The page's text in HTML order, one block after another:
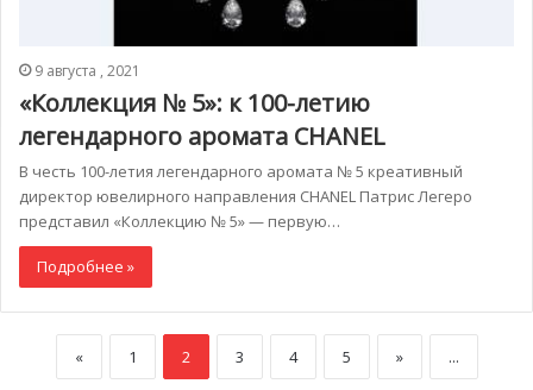
9 августа , 2021
«Коллекция № 5»: к 100-летию
легендарного аромата CHANEL
В честь 100-летия легендарного аромата № 5 креативный
директор ювелирного направления CHANEL Патрис Легеро
представил «Коллекцию № 5» — первую…
Подробнее »
« 1 2 3 4 5 » ...